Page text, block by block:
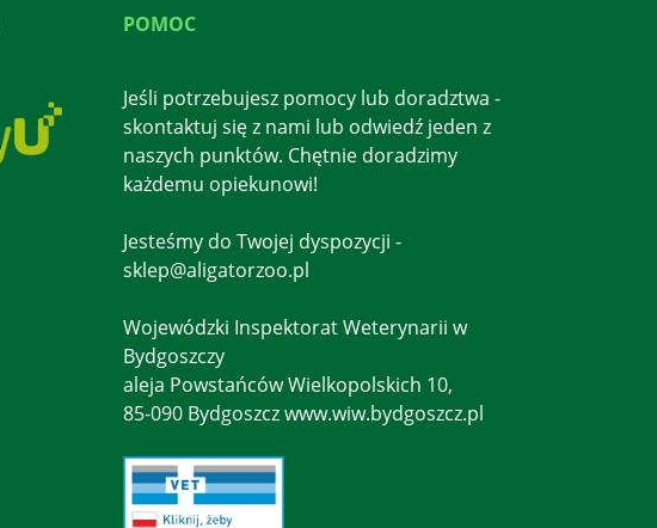
POMOC
Jeśli potrzebujesz pomocy lub doradztwa -
skontaktuj się z nami lub odwiedź jeden z
naszych punktów. Chętnie doradzimy
każdemu opiekunowi!
Jesteśmy do Twojej dyspozycji -
sklep@aligatorzoo.pl
Wojewódzki Inspektorat Weterynarii w
Bydgoszczy
aleja Powstańców Wielkopolskich 10,
85-090 Bydgoszcz www.wiw.bydgoszcz.pl